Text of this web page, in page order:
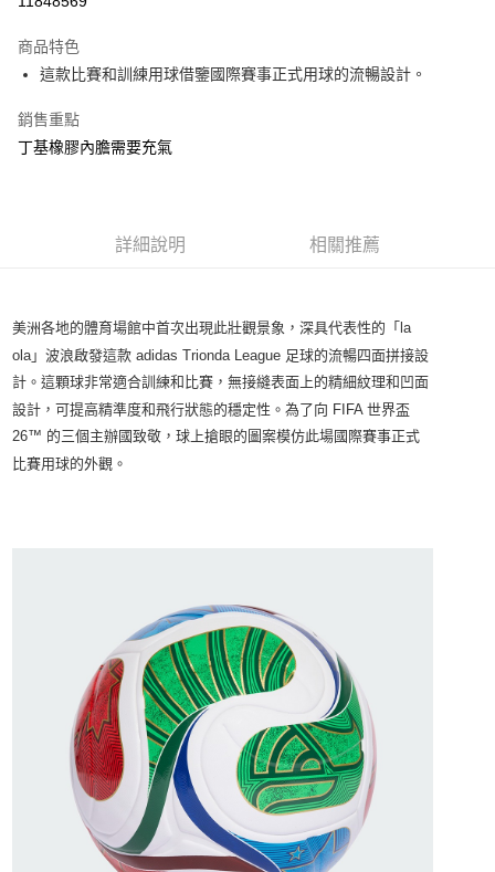
合作金庫商業銀行
華南商業銀行
彰化商業銀行
國泰世華商業銀行
臺灣中小企業銀行
玉山商業銀行
星展（台灣）商業銀行
LINE Pay
悠遊付
【關於「AFTEE先享後付」】
便利好安心！
１．簡單：不需註冊會員、不需綁卡、不需儲值。
２．便利：只要手機號碼，簡訊認證，即可結帳。
３．安心：先確認商品／服務後，再付款。
【「AFTEE先享後付」結帳流程】
※ 交易是否成功請以「AFTEE先享後付 」之結帳頁面顯示為準，若有關於
是否繳費成功／繳費後需取消欲退款等相關疑問，請聯繫「AFTEE先享後付
客戶支援中心」https://netprotections.freshdesk.com/support/home
【注意事項】
１．透過由恩沛科技股份有限公司提供之「AFTEE先享後付」服務完成之交
易，需依本服務之必要範圍內提供個人資料，並將交易相關給付款項請求債
權轉讓予恩沛科技股份有限公司。
２．關於個人資料處理事宜，請瀏覽以下網址：
https://aftee.tw/terms/#terms3
３．未成年的使用者請事先徵得法定代理人或監護人之同意方可使用
「AFTEE先享後付」，若未經同意申辦者引起之損失，本公司不負相關責
運送方式
宅配
每筆NT$120，滿NT$1,500(含以上)免運費
商品特色
這款比賽和訓練用球借鑒國際賽事正式用球的流暢設計。
銷售重點
丁基橡膠內膽需要充氣
詳細說明 相關推薦
美洲各地的體育場館中首次出現此壯觀景象，深具代表性的「la
ola 」波浪啟發這款 adidas Trionda League 足球的流暢四面拼接設
計。這顆球非常適合訓練和比賽，無接縫表面上的精細紋理和凹面
設計，可提高精準度和飛行狀態的穩定性。為了向 FIFA 世界盃
26™ 的三個主辦國致敬，球上搶眼的圖案模仿此場國際賽事正式
比賽用球的外觀。